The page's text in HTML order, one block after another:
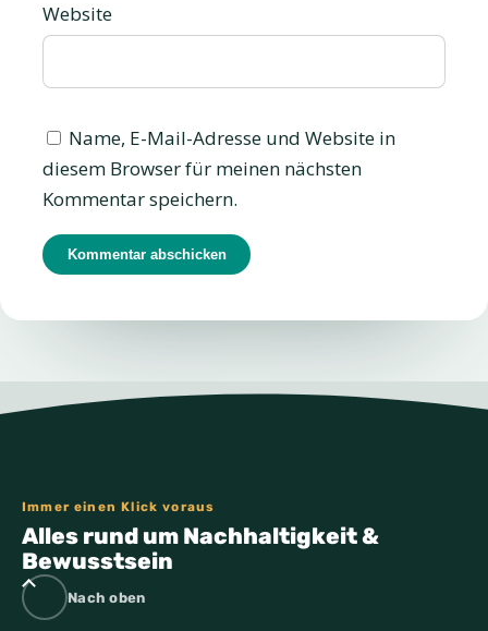
Website
Name, E-Mail-Adresse und Website in
diesem Browser für meinen nächsten
Kommentar speichern.
Immer einen Klick voraus
Alles rund um Nachhaltigkeit &
Bewusstsein
Nach oben